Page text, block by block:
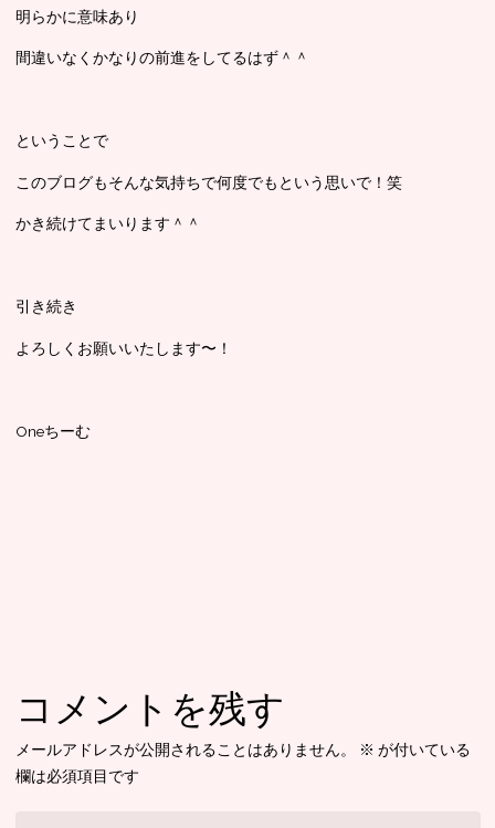
明らかに意味あり
間違いなくかなりの前進をしてるはず＾＾
ということで
このブログもそんな気持ちで何度でもという思いで！笑
かき続けてまいります＾＾
引き続き
よろしくお願いいたします〜！
Oneちーむ
コメントを残す
メールアドレスが公開されることはありません。 ※ が付いている
欄は必須項目です